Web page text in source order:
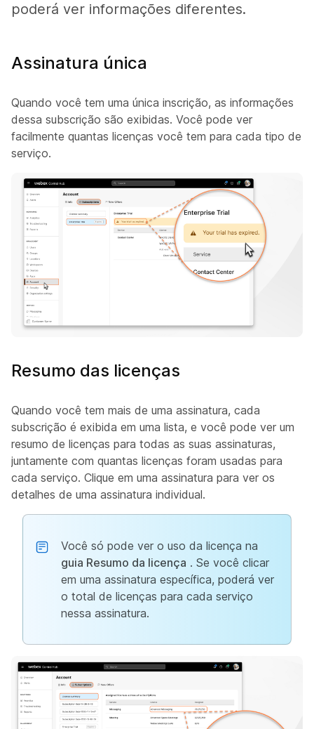
poderá ver informações diferentes.
Assinatura única
Quando você tem uma única inscrição, as informações
dessa subscrição são exibidas. Você pode ver
facilmente quantas licenças você tem para cada tipo de
serviço.
Resumo das licenças
Quando você tem mais de uma assinatura, cada
subscrição é exibida em uma lista, e você pode ver um
resumo de licenças para todas as suas assinaturas,
juntamente com quantas licenças foram usadas para
cada serviço. Clique em uma assinatura para ver os
detalhes de uma assinatura individual.
Você só pode ver o uso da licença na
guia Resumo da licença . Se você clicar
em uma assinatura específica, poderá ver
o total de licenças para cada serviço
nessa assinatura.